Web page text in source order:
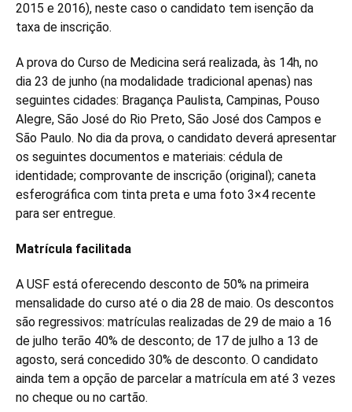
2015 e 2016), neste caso o candidato tem isenção da
taxa de inscrição.
A prova do Curso de Medicina será realizada, às 14h, no
dia 23 de junho (na modalidade tradicional apenas) nas
seguintes cidades: Bragança Paulista, Campinas, Pouso
Alegre, São José do Rio Preto, São José dos Campos e
São Paulo. No dia da prova, o candidato deverá apresentar
os seguintes documentos e materiais: cédula de
identidade; comprovante de inscrição (original); caneta
esferográfica com tinta preta e uma foto 3×4 recente
para ser entregue.
Matrícula facilitada
A USF está oferecendo desconto de 50% na primeira
mensalidade do curso até o dia 28 de maio. Os descontos
são regressivos: matrículas realizadas de 29 de maio a 16
de julho terão 40% de desconto; de 17 de julho a 13 de
agosto, será concedido 30% de desconto. O candidato
ainda tem a opção de parcelar a matrícula em até 3 vezes
no cheque ou no cartão.